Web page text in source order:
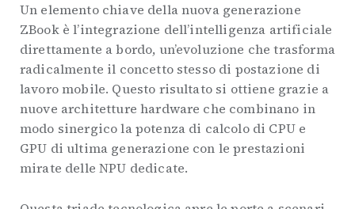
Un elemento chiave della nuova generazione
ZBook è l’integrazione dell’intelligenza artificiale
direttamente a bordo, un’evoluzione che trasforma
radicalmente il concetto stesso di postazione di
lavoro mobile. Questo risultato si ottiene grazie a
nuove architetture hardware che combinano in
modo sinergico la potenza di calcolo di CPU e
GPU di ultima generazione con le prestazioni
mirate delle NPU dedicate.